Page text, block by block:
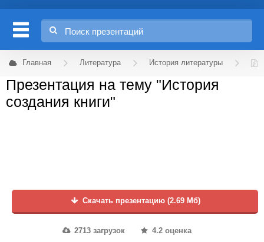
Главная Литература История литературы
Презентация на тему "История
создания книги"
Скачать презентацию (2.69 Мб)
2713 загрузок 4.2 оценка